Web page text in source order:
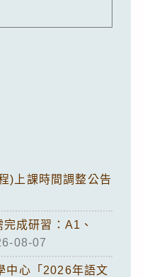
)上課時間調整公告
成研習：A1、
08-07
中心「2026年語文